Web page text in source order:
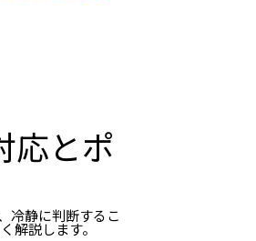
応とポ
冷静に判断するこ
解説します。